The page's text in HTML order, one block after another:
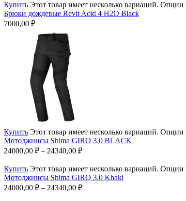
Купить Этот товар имеет несколько вариаций.
Брюки дождевые Revit Acid 4 H2O Black
7000,00 ₽
Купить Этот товар имеет несколько вариаций.
Мотоджинсы Shima GIRO 3.0 BLACK
24000,00 ₽ – 24340,00 ₽
Купить Этот товар имеет несколько вариаций.
Мотоджинсы Shima GIRO 3.0 Khaki
24000,00 ₽ – 24340,00 ₽